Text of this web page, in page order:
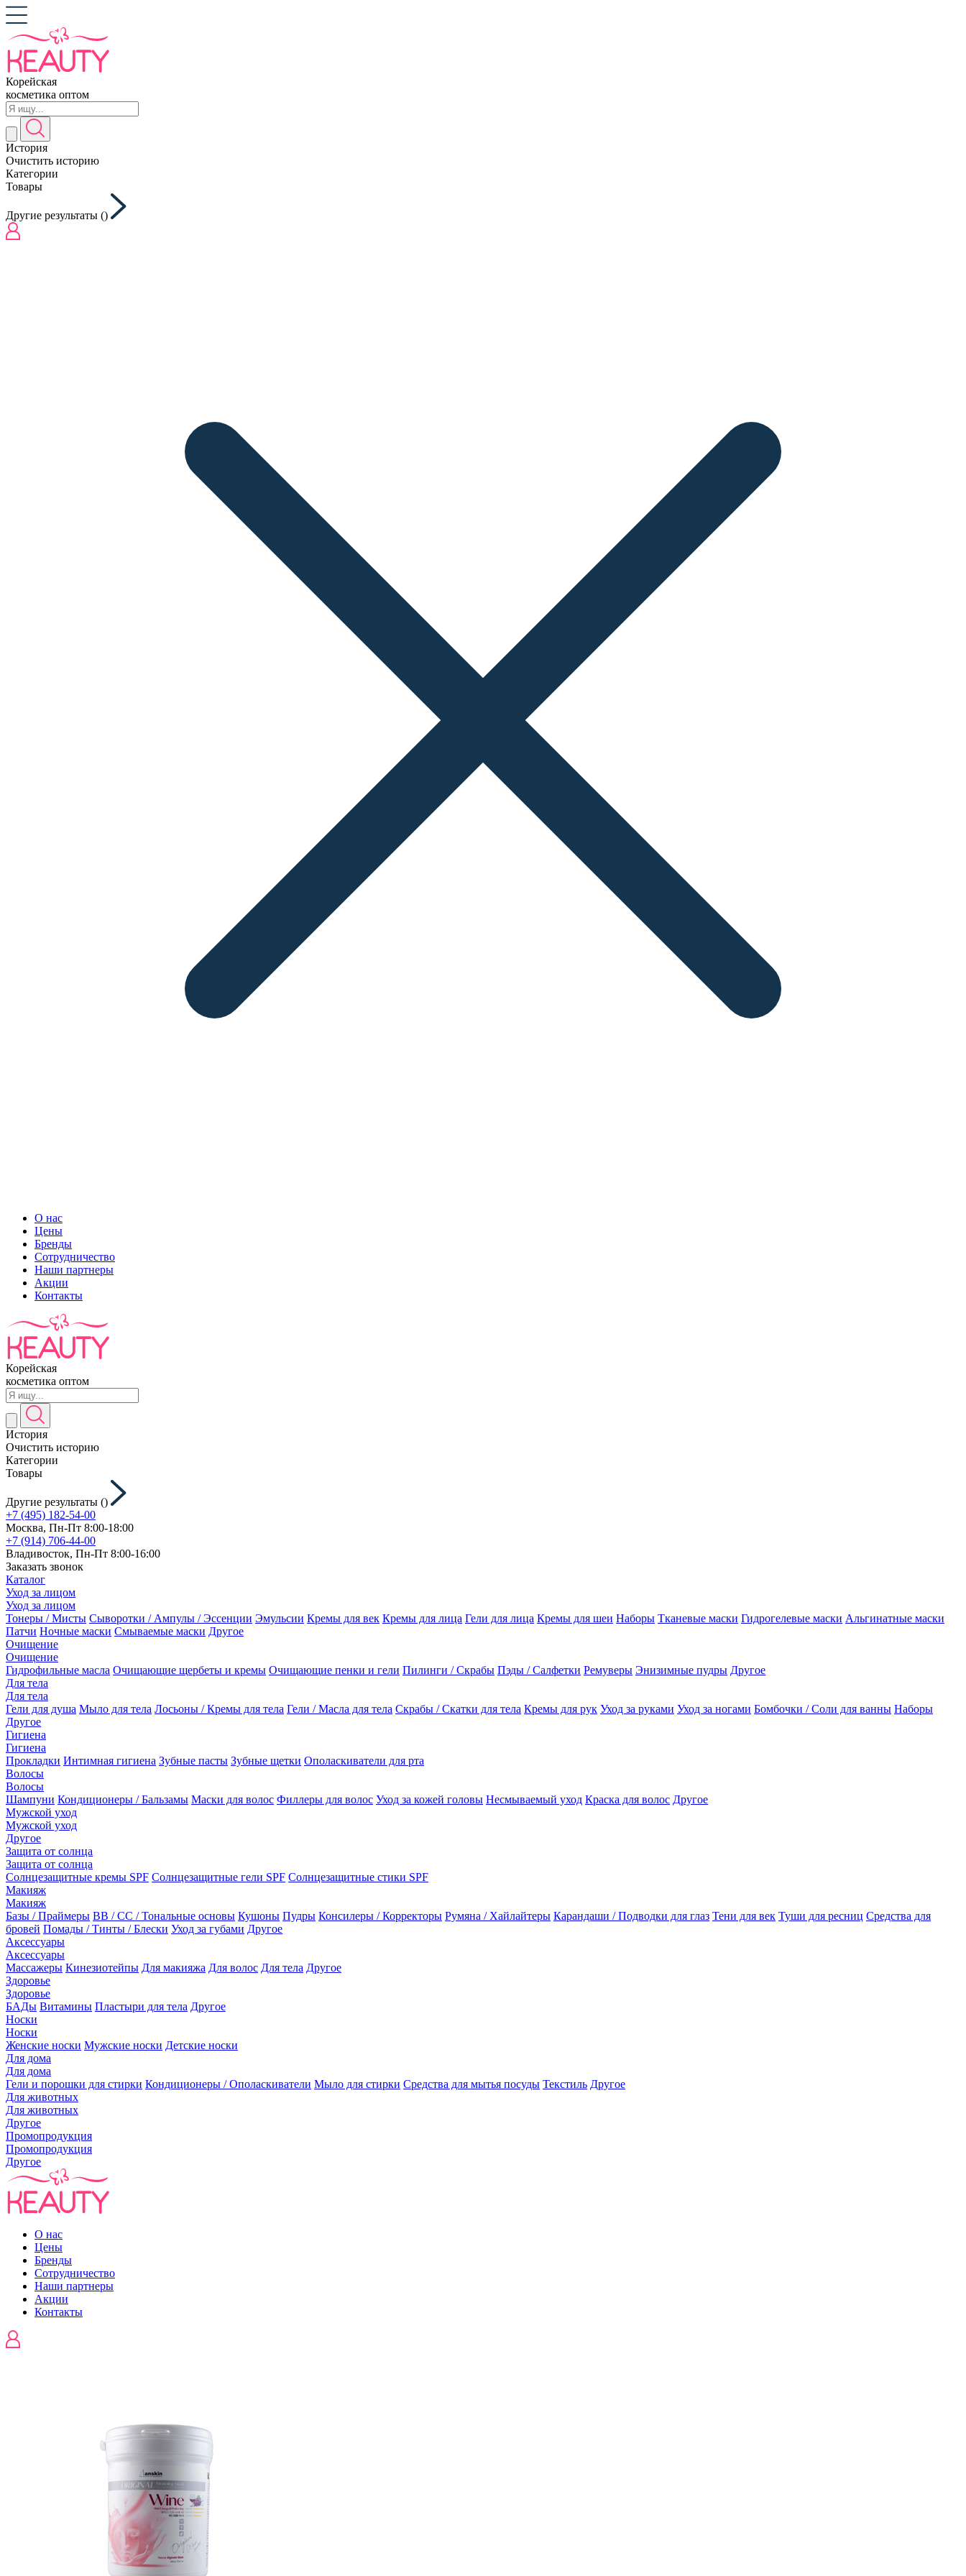
Корейская
косметика оптом
История
Очистить историю
Категории
Товары
Другие результаты ()
О нас
Цены
Бренды
Сотрудничество
Наши партнеры
Акции
Контакты
Корейская
косметика оптом
История
Очистить историю
Категории
Товары
Другие результаты ()
+7 (495) 182-54-00
Москва, Пн-Пт 8:00-18:00
+7 (914) 706-44-00
Владивосток, Пн-Пт 8:00-16:00
Заказать звонок
Каталог
Уход за лицом
Уход за лицом
Тонеры / Мисты Сыворотки / Ампулы / Эссенции Эмульсии Кремы для век Кремы для лица Гели для лица Кремы для шеи Наборы Тканевые маски Гидрогелевые маски Альгинатные маски
Патчи Ночные маски Смываемые маски Другое
Очищение
Очищение
Гидрофильные масла Очищающие щербеты и кремы Очищающие пенки и гели Пилинги / Скрабы Пэды / Салфетки Ремуверы Энизимные пудры Другое
Для тела
Для тела
Гели для душа Мыло для тела Лосьоны / Кремы для тела Гели / Масла для тела Скрабы / Скатки для тела Кремы для рук Уход за руками Уход за ногами Бомбочки / Соли для ванны Наборы
Другое
Гигиена
Гигиена
Прокладки Интимная гигиена Зубные пасты Зубные щетки Ополаскиватели для рта
Волосы
Волосы
Шампуни Кондиционеры / Бальзамы Маски для волос Филлеры для волос Уход за кожей головы Несмываемый уход Краска для волос Другое
Мужской уход
Мужской уход
Другое
Защита от солнца
Защита от солнца
Солнцезащитные кремы SPF Солнцезащитные гели SPF Солнцезащитные стики SPF
Макияж
Макияж
Базы / Праймеры BB / CC / Тональные основы Кушоны Пудры Консилеры / Корректоры Румяна / Хайлайтеры Карандаши / Подводки для глаз Тени для век Туши для ресниц Средства для
бровей Помады / Тинты / Блески Уход за губами Другое
Аксессуары
Аксессуары
Массажеры Кинезиотейпы Для макияжа Для волос Для тела Другое
Здоровье
Здоровье
БАДы Витамины Пластыри для тела Другое
Носки
Носки
Женские носки Мужские носки Детские носки
Для дома
Для дома
Гели и порошки для стирки Кондиционеры / Ополаскиватели Мыло для стирки Средства для мытья посуды Текстиль Другое
Для животных
Для животных
Другое
Промопродукция
Промопродукция
Другое
О нас
Цены
Бренды
Сотрудничество
Наши партнеры
Акции
Контакты